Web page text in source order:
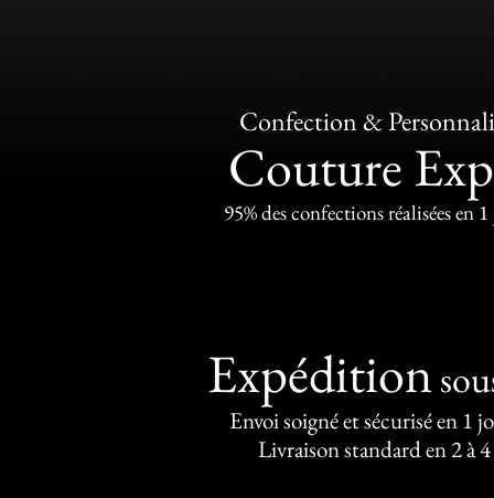
Confection &
Couture
95% des confections réalisées en
Expédition
Envoi soigné et sécurisé en 1
Livraison standard en 2 à